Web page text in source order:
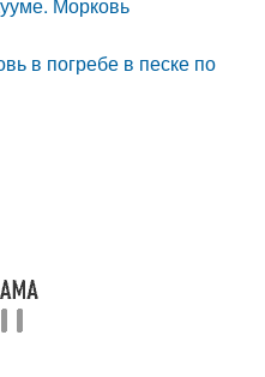
в погребе в песке по